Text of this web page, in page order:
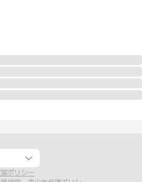
ポリシー